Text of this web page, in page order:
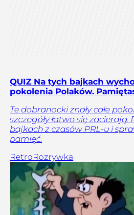
QUIZ Na tych bajkach
pokolenia Polaków.
Te dobranocki znały całe
szczegóły łatwo się zacierają.
bajkach z czasów PRL-u i
pamięć.
RetroRozrywka